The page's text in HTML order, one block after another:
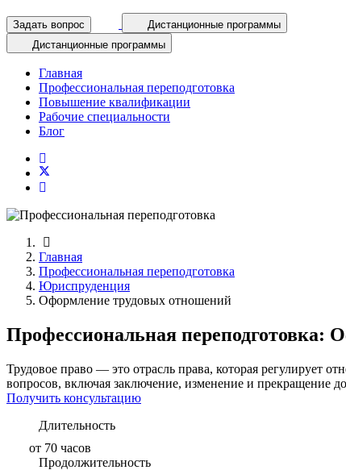
Задать вопрос
Дистанционные программы
Дистанционные программы
Главная
Профессиональная переподготовка
Повышение квалификации
Рабочие специальности
Блог
Главная
Профессиональная переподготовка
Юриспруденция
Оформление трудовых отношений
Профессиональная переподготовка:
Трудовое право — это отрасль права, которая регулирует
вопросов, включая заключение, изменение и прекращение
Получить консультацию
Длительность
от 70 часов
Продолжительность